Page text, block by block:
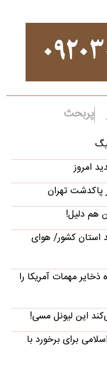
پربحث
امروز
پاکدشت تهران
هم دلیل!
چند استان کشور/ هوای
مهمات آمریکا را
این لیونل مسی!
برای برخورد با